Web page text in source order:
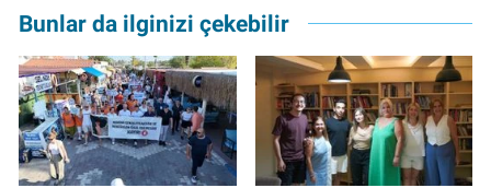
Bunlar da ilginizi çekebilir